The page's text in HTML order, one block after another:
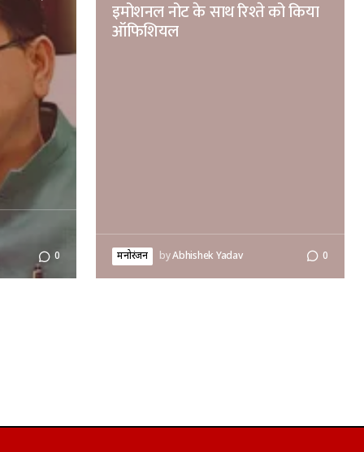
0
इमोशनल नोट के साथ रिश्ते को किया
ऑफिशियल
मनोरंजन byAbhishek Yadav 0